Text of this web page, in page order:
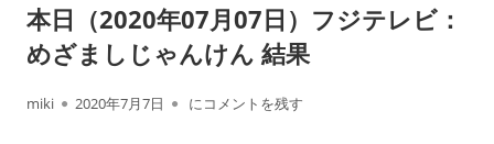
本日（2020年07月07日）フジテレビ：
めざましじゃんけん 結果
作
miki
公
2020年7月7日 本日（2020年07月07日）フジテレビ： めざま
にコメントを残す